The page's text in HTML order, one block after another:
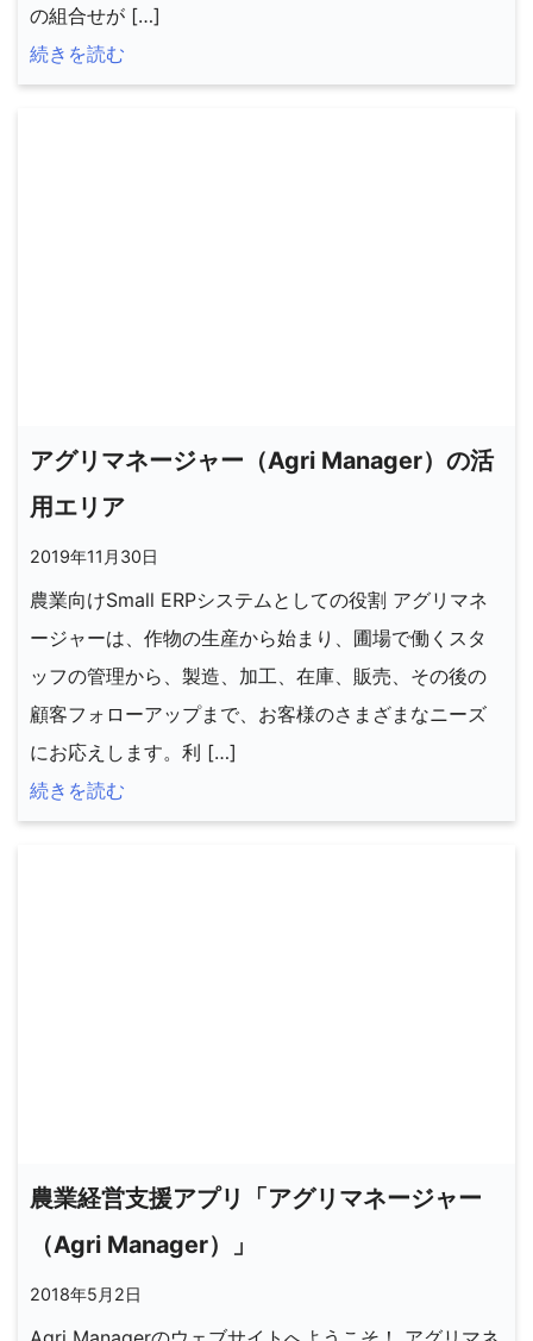
の組合せが […]
続きを読む
アグリマネージャー（Agri Manager）の活
用エリア
2019年11月30日
農業向けSmall ERPシステムとしての役割 アグリマネ
ージャーは、作物の生産から始まり、圃場で働くスタ
ッフの管理から、製造、加工、在庫、販売、その後の
顧客フォローアップまで、お客様のさまざまなニーズ
にお応えします。利 […]
続きを読む
農業経営支援アプリ「アグリマネージャー
（Agri Manager）」
2018年5月2日